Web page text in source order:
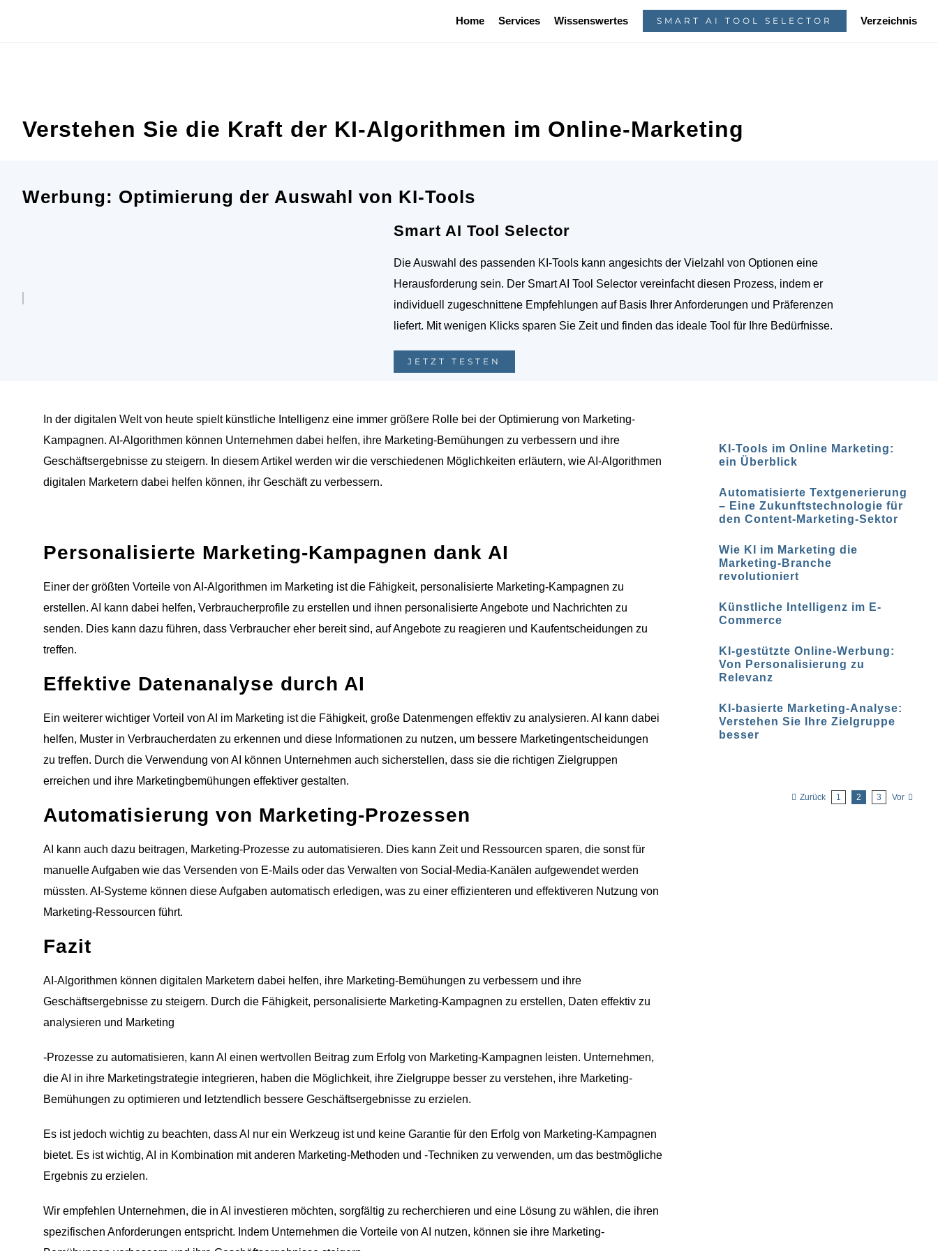
Home Services Wissenswertes SMART AI TOOL SELECTOR Verzeichnis
Verstehen Sie die Kraft der KI-Algorithmen im Online-Marketing
Werbung: Optimierung der Auswahl von KI-Tools
Smart AI Tool Selector
Die Auswahl des passenden KI-Tools kann angesichts der Vielzahl von Optionen eine
Herausforderung sein. Der Smart AI Tool Selector vereinfacht diesen Prozess, indem er
individuell zugeschnittene Empfehlungen auf Basis Ihrer Anforderungen und Präferenzen
liefert. Mit wenigen Klicks sparen Sie Zeit und finden das ideale Tool für Ihre Bedürfnisse.
JETZT TESTEN
In der digitalen Welt von heute spielt künstliche Intelligenz eine immer größere Rolle bei der Optimierung von Marketing-
Kampagnen. AI-Algorithmen können Unternehmen dabei helfen, ihre Marketing-Bemühungen zu verbessern und ihre
Geschäftsergebnisse zu steigern. In diesem Artikel werden wir die verschiedenen Möglichkeiten erläutern, wie AI-Algorithmen
digitalen Marketern dabei helfen können, ihr Geschäft zu verbessern.
Personalisierte Marketing-Kampagnen dank AI
Einer der größten Vorteile von AI-Algorithmen im Marketing ist die Fähigkeit, personalisierte Marketing-Kampagnen zu
erstellen. AI kann dabei helfen, Verbraucherprofile zu erstellen und ihnen personalisierte Angebote und Nachrichten zu
senden. Dies kann dazu führen, dass Verbraucher eher bereit sind, auf Angebote zu reagieren und Kaufentscheidungen zu
treffen.
Effektive Datenanalyse durch AI
Ein weiterer wichtiger Vorteil von AI im Marketing ist die Fähigkeit, große Datenmengen effektiv zu analysieren. AI kann dabei
helfen, Muster in Verbraucherdaten zu erkennen und diese Informationen zu nutzen, um bessere Marketingentscheidungen
zu treffen. Durch die Verwendung von AI können Unternehmen auch sicherstellen, dass sie die richtigen Zielgruppen
erreichen und ihre Marketingbemühungen effektiver gestalten.
Automatisierung von Marketing-Prozessen
AI kann auch dazu beitragen, Marketing-Prozesse zu automatisieren. Dies kann Zeit und Ressourcen sparen, die sonst für
manuelle Aufgaben wie das Versenden von E-Mails oder das Verwalten von Social-Media-Kanälen aufgewendet werden
müssten. AI-Systeme können diese Aufgaben automatisch erledigen, was zu einer effizienteren und effektiveren Nutzung von
Marketing-Ressourcen führt.
Fazit
AI-Algorithmen können digitalen Marketern dabei helfen, ihre Marketing-Bemühungen zu verbessern und ihre
Geschäftsergebnisse zu steigern. Durch die Fähigkeit, personalisierte Marketing-Kampagnen zu erstellen, Daten effektiv zu
analysieren und Marketing
-Prozesse zu automatisieren, kann AI einen wertvollen Beitrag zum Erfolg von Marketing-Kampagnen leisten. Unternehmen,
die AI in ihre Marketingstrategie integrieren, haben die Möglichkeit, ihre Zielgruppe besser zu verstehen, ihre Marketing-
Bemühungen zu optimieren und letztendlich bessere Geschäftsergebnisse zu erzielen.
Es ist jedoch wichtig zu beachten, dass AI nur ein Werkzeug ist und keine Garantie für den Erfolg von Marketing-Kampagnen
bietet. Es ist wichtig, AI in Kombination mit anderen Marketing-Methoden und -Techniken zu verwenden, um das bestmögliche
Ergebnis zu erzielen.
Wir empfehlen Unternehmen, die in AI investieren möchten, sorgfältig zu recherchieren und eine Lösung zu wählen, die ihren
spezifischen Anforderungen entspricht. Indem Unternehmen die Vorteile von AI nutzen, können sie ihre Marketing-
KI-Tools im Online Marketing:
ein Überblick
Automatisierte Textgenerierung
– Eine Zukunftstechnologie für
den Content-Marketing-Sektor
Wie KI im Marketing die
Marketing-Branche
revolutioniert
Künstliche Intelligenz im E-
Commerce
KI-gestützte Online-Werbung:
Von Personalisierung zu
Relevanz
KI-basierte Marketing-Analyse:
Verstehen Sie Ihre Zielgruppe
besser
Zurück 1 2 3 Vor